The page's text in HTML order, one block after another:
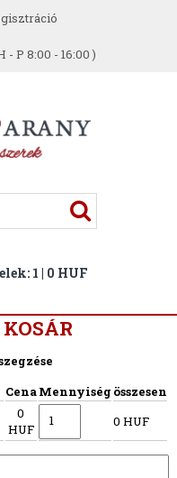
- P 8:00 - 16:00 )
1 | 0 HUF
CenaMennyiség összesen
0
HUF
0 HUF